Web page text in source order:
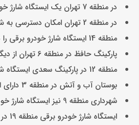
در منطقه 7 تهران یک ایستگاه شارژ خودرو در پارکینگ طالقانی و یکی در پارکینگ اندیشه قرار دارد.
در منطقه 2 تهران امکان دسترسی به شارژ خودرو در پارک نهج‌البلاغه فراهم شده‌ است.
منطقه 14 ایستگاه شارژ خودرو برقی را در پارکینگ امیرکبیر راه اندازی کرده‌ است.
پارکینگ حافظ در منطقه 6 تهران از دیگر مناطق دارای ایستگاه شارژ خودرو برقی است.
منطقه 12 در پارکینگ سعدی ایستگاه شارژ خودرو برقی احداث کرده است.
بوستان آب و آتش در منطقه 3 دارای ایستگاه شارژ خودرو برقی است.
شهرداری منطقه 9 نیز ایستگاه شارژ خودرو را در بوستان منطقه ایجاد کرده‌ است.
ایستگاه شارژ خودرو برقی منطقه 19 در بوستان ولایت قرار دارد.